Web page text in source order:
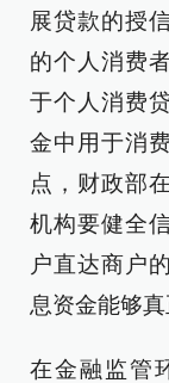
展贷款的授
的个人消费
于个人消费
金中用于消
点，财政部
机构要健全
户直达商户
息资金能够真
在金融监管